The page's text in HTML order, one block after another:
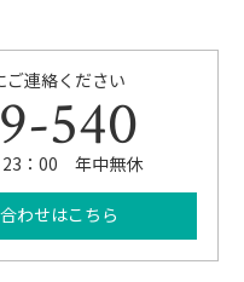
連絡ください
540
23：00 年中無休
わせはこちら